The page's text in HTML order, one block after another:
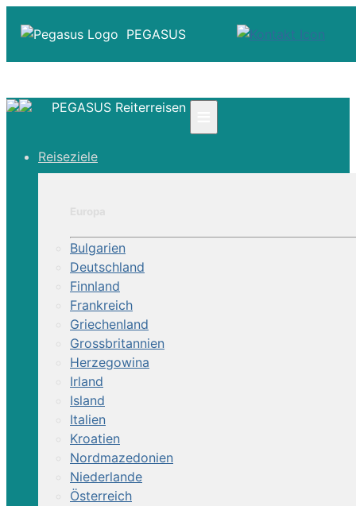
PEGASUS
☎ Deutschland 0800 - 505 18 01
Über Uns
PEGASUS Reiterreisen
Reiseziele
Bulgarien
Deutschland
Finnland
Frankreich
Griechenland
Grossbritannien
Herzegowina
Irland
Island
Italien
Kroatien
Nordmazedonien
Niederlande
Österreich